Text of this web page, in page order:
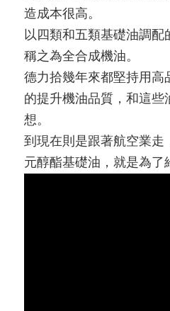
造成本很高。
以四類和五類基礎油調
稱之為全合成機油。
德力拾幾年來都堅持用高
的提升機油品質，和這些
想。
到現在則是跟著航空業走
元醇酯基礎油，就是為了